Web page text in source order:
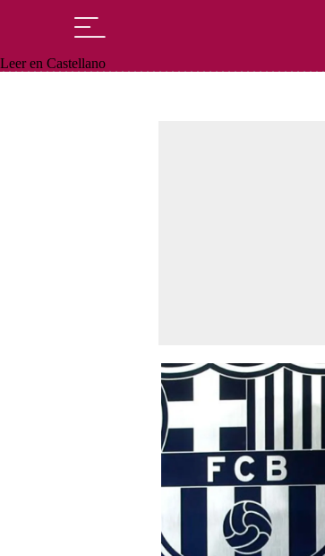
Leer en Castellano